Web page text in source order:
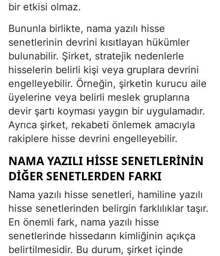
bir etkisi olmaz.
Bununla birlikte, nama yazılı hisse
senetlerinin devrini kısıtlayan hükümler
bulunabilir. Şirket, stratejik nedenlerle
hisselerin belirli kişi veya gruplara devrini
engelleyebilir. Örneğin, şirketin kurucu aile
üyelerine veya belirli meslek gruplarına
devir şartı koyması yaygın bir uygulamadır.
Ayrıca şirket, rekabeti önlemek amacıyla
rakiplere hisse devrini engelleyebilir.
NAMA YAZILI HISSE SENETLERININ
DIĞER SENETLERDEN FARKI
Nama yazılı hisse senetleri, hamiline yazılı
hisse senetlerinden belirgin farklılıklar taşır.
En önemli fark, nama yazılı hisse
senetlerinde hissedarın kimliğinin açıkça
belirtilmesidir. Bu durum, şirket içinde